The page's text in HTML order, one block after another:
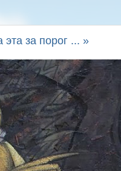
эта за порог ... »